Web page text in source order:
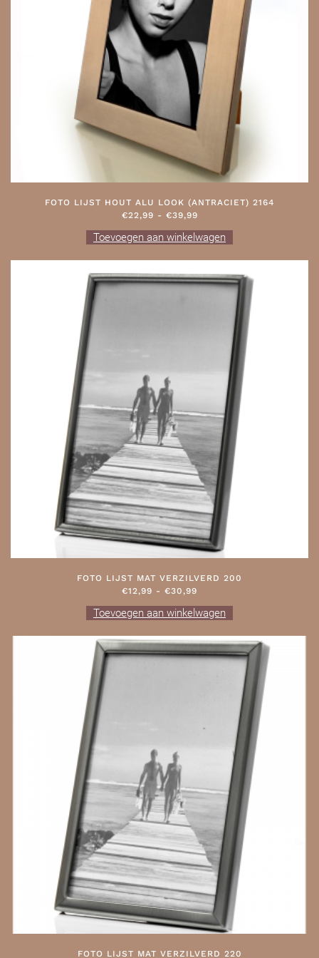
worden
op
de
productpagina
FOTO LIJST HOUT ALU LOOK (ANTRACIET) 2164
€22,99 - €39,99PRIJSKLASSE:
TOT
Toevoegen aan winkelwagen
Dit
product
heeft
meerdere
variaties.
Deze
optie
kan
gekozen
worden
op
de
productpagina
FOTO LIJST MAT VERZILVERD 200
€12,99 - €30,99
TOT
Toevoegen aan winkelwagen
Dit
product
heeft
meerdere
variaties.
Deze
optie
kan
gekozen
worden
de
productpagina
FOTO LIJST MAT VERZILVERD 220